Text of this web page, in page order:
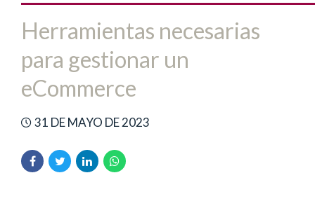
Herramientas necesarias
para gestionar un
eCommerce
31 DE MAYO DE 2023